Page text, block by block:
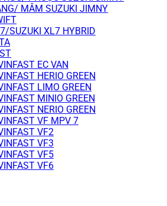
MÂM SUZUKI JIMNY
SUZUKI XL7 HYBRID
EC VAN
HERIO GREEN
LIMO GREEN
MINIO GREEN
NERIO GREEN
VF MPV 7
VF2
VF3
VF5
VF6